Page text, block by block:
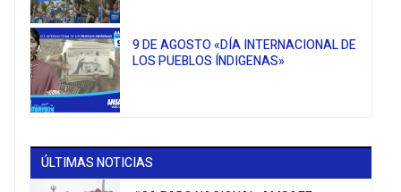
9 DE AGOSTO «DÍA INTERNACIONAL DE
LOS PUEBLOS ÍNDIGENAS»
ÚLTIMAS NOTICIAS